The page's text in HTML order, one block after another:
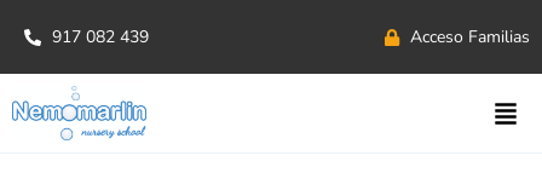
917 082 439 Acceso Familias